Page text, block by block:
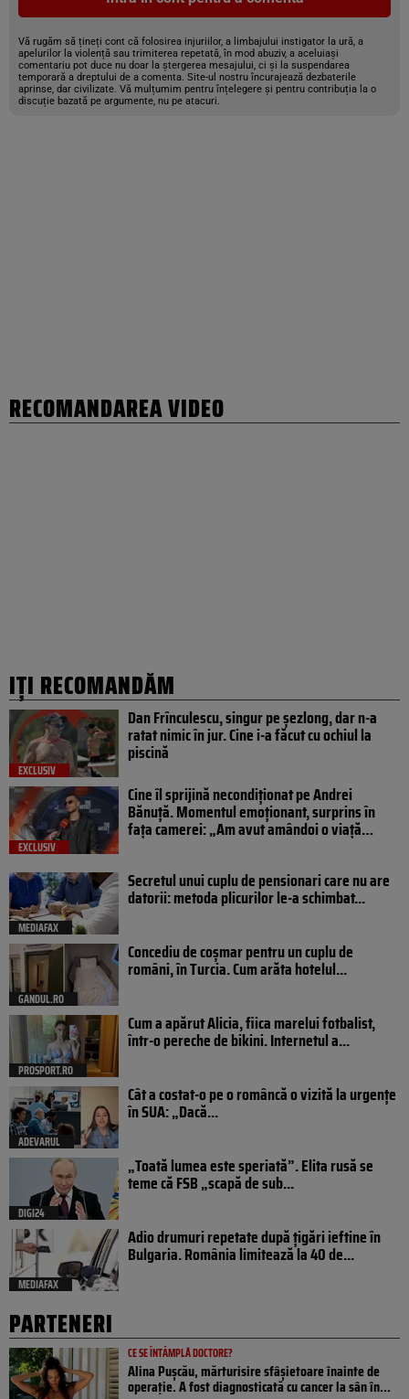
Vă rugăm să țineți cont că folosirea injuriilor, a limbajului instigator la ură, a
apelurilor la violență sau trimiterea repetată, în mod abuziv, a aceluiași
comentariu pot duce nu doar la ștergerea mesajului, ci și la suspendarea
temporară a dreptului de a comenta. Site-ul nostru încurajează dezbaterile
aprinse, dar civilizate. Vă mulțumim pentru înțelegere și pentru contribuția la o
discuție bazată pe argumente, nu pe atacuri.
RECOMANDAREA VIDEO
IȚI RECOMANDĂM
EXCLUSIV
Dan Frînculescu, singur pe șezlong, dar n-a
ratat nimic în jur. Cine i-a făcut cu ochiul la
piscină
EXCLUSIV
Cine îl sprijină necondiționat pe Andrei
Bănuță. Momentul emoționant, surprins în
fața camerei: „Am avut amândoi o viață…
MEDIAFAX
Secretul unui cuplu de pensionari care nu are
datorii: metoda plicurilor le-a schimbat...
GANDUL.RO
Concediu de coșmar pentru un cuplu de
români, în Turcia. Cum arăta hotelul...
PROSPORT.RO
Cum a apărut Alicia, fiica marelui fotbalist,
într-o pereche de bikini. Internetul a...
ADEVARUL
Cât a costat-o pe o româncă o vizită la urgențe
în SUA: „Dacă...
DIGI24
„Toată lumea este speriată”. Elita rusă se
teme că FSB „scapă de sub...
MEDIAFAX
Adio drumuri repetate după țigări ieftine în
Bulgaria. România limitează la 40 de...
PARTENERI
CE SE ÎNTÂMPLĂ DOCTORE?
Alina Pușcău, mărturisire sfâșietoare înainte de
operație. A fost diagnosticată cu cancer la sân în...